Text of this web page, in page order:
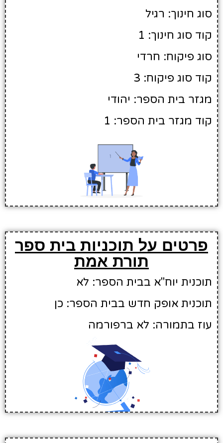
סוג חינוך: רגיל
קוד סוג חינוך: 1
סוג פיקוח: חרדי
קוד סוג פיקוח: 3
מגזר בית הספר: יהודי
קוד מגזר בית הספר: 1
פרטים על תוכניות בית ספר
תורת אמת
תוכנית יוח"א בבית הספר: לא
תוכנית אופק חדש בבית הספר: כן
עוז בתמורה: לא ברפורמה